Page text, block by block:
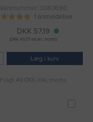
Varenummer: 3083690
1 anmeldelser
DKK 57,19
(DKK 45,75 ekskl. moms)
Læg i kurv
Fragt 49 DKK inkl. moms